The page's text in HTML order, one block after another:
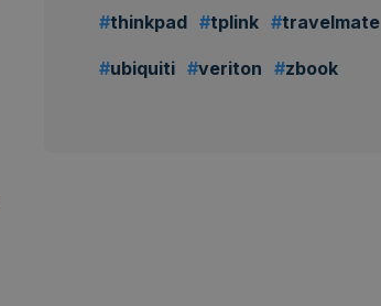
thinkpad tplink travelmate
ubiquiti veriton zbook